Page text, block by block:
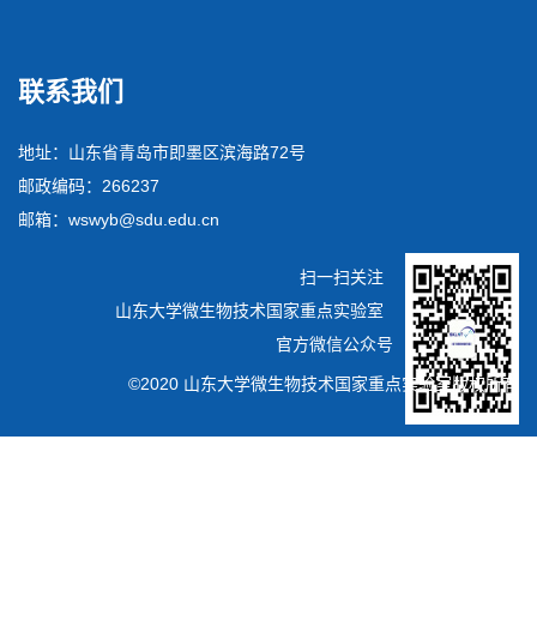
联系我们
地址：山东省青岛市即墨区滨海路72号
邮政编码：266237
邮箱：wswyb@sdu.edu.cn
扫一扫关注
山东大学微生物技术国家重点实验室
官方微信公众号
©2020 山东大学微生物技术国家重点实验室版权所有